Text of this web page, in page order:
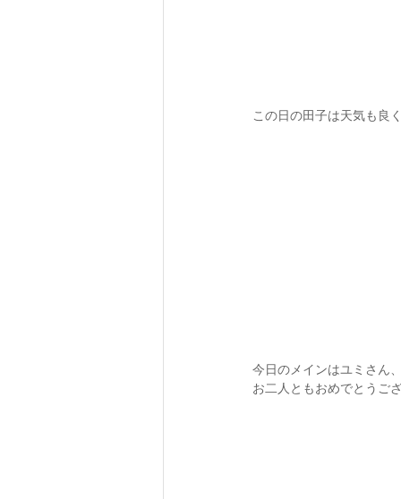
この日の田子は天気も良
今日のメインはユミさん
お二人ともおめでとうご